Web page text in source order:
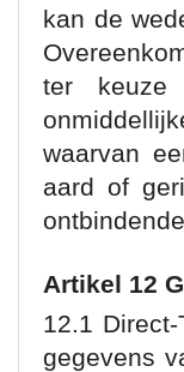
kan de
ter keuze
waarvan
aard of
Artikel 12
12.1
gegevens